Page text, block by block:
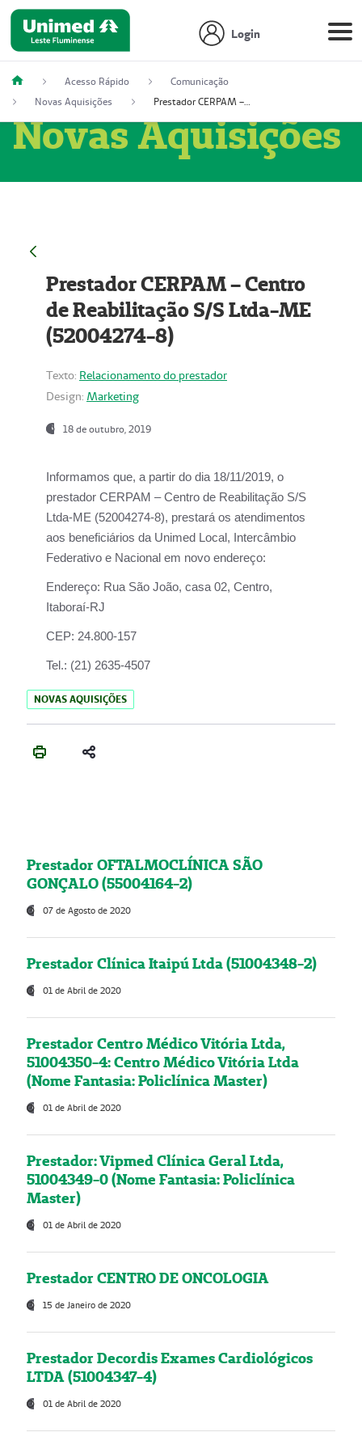
Login
Acesso Rápido
Comunicação
Novas Aquisições
Prestador CERPAM – Centro de Reabilitação S/S Ltda-ME (52004274-8)
Novas Aquisições
Prestador CERPAM – Centro
de Reabilitação S/S Ltda-ME
(52004274-8)
Texto: Relacionamento do prestador
Design: Marketing
18 de outubro, 2019
Informamos que, a partir do dia 18/11/2019, o
prestador CERPAM – Centro de Reabilitação S/S
Ltda-ME (52004274-8), prestará os atendimentos
aos beneficiários da Unimed Local, Intercâmbio
Federativo e Nacional em novo endereço:
Endereço: Rua São João, casa 02, Centro,
Itaboraí-RJ
CEP: 24.800-157
Tel.: (21) 2635-4507
NOVAS AQUISIÇÕES
Prestador OFTALMOCLÍNICA SÃO
GONÇALO (55004164-2)
07 de Agosto de 2020
Prestador Clínica Itaipú Ltda (51004348-2)
01 de Abril de 2020
Prestador Centro Médico Vitória Ltda,
51004350-4: Centro Médico Vitória Ltda
(Nome Fantasia: Policlínica Master)
01 de Abril de 2020
Prestador: Vipmed Clínica Geral Ltda,
51004349-0 (Nome Fantasia: Policlínica
Master)
01 de Abril de 2020
Prestador CENTRO DE ONCOLOGIA
15 de Janeiro de 2020
Prestador Decordis Exames Cardiológicos
LTDA (51004347-4)
01 de Abril de 2020